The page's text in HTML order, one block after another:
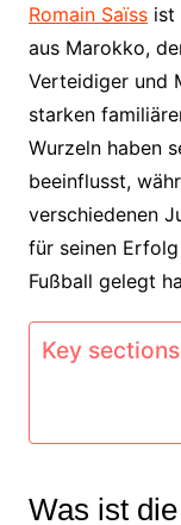
Romain Saïssist
aus Marokko,
Verteidiger und
starken
Wurzeln haben
beeinflusst,
verschiedenen
für seinen
Fußball gelegt
Key
Was ist